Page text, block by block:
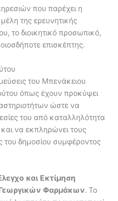
που παρέχει η
της ερευνητικής
το διοικητικό προσωπικό,
επισκέπτης.
του Μπενάκειου
όπως έχουν προκύψει
ώστε να
του από καταλληλότητα
να εκπληρώνει τους
του δημοσίου συμφέροντος
και Εκτίμηση
Φαρμάκων. Το